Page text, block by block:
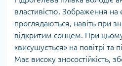
властивістю. Зображення на
проглядаються, навіть при
відкритим сонцем. При
«висушується» на повітрі та
Має високу зносостійкість,